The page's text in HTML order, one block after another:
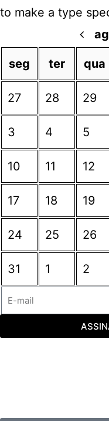
to make a type
seg ter qua
27 28 29
3 4 5
10 11 12
17 18 19
24 25 26
31 1 2